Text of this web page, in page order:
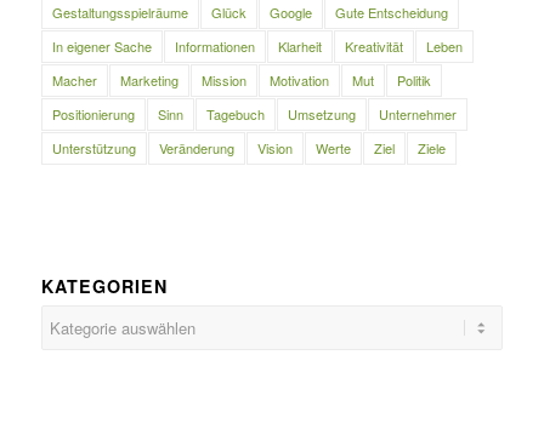
Gestaltungsspielräume
Glück Google
Gute Entscheidung
In eigener Sache
Informationen Klarheit Kreativität
Leben
Macher
Marketing Mission Motivation Mut
Politik
Positionierung
Sinn Tagebuch Umsetzung
Unternehmer
Unterstützung
Veränderung Vision Werte Ziel Ziele
KATEGORIEN